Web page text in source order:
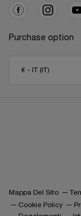
Purchase option
€ - IT (IT)
Mappa Del Sito
Cookie Policy